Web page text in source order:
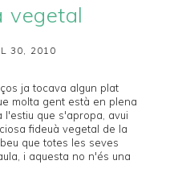
vegetal
30, 2010
ja tocava algun plat
molta gent està en plena
que s'apropa, avui
fideuà vegetal de la
que totes les seves
i aquesta no n'és una